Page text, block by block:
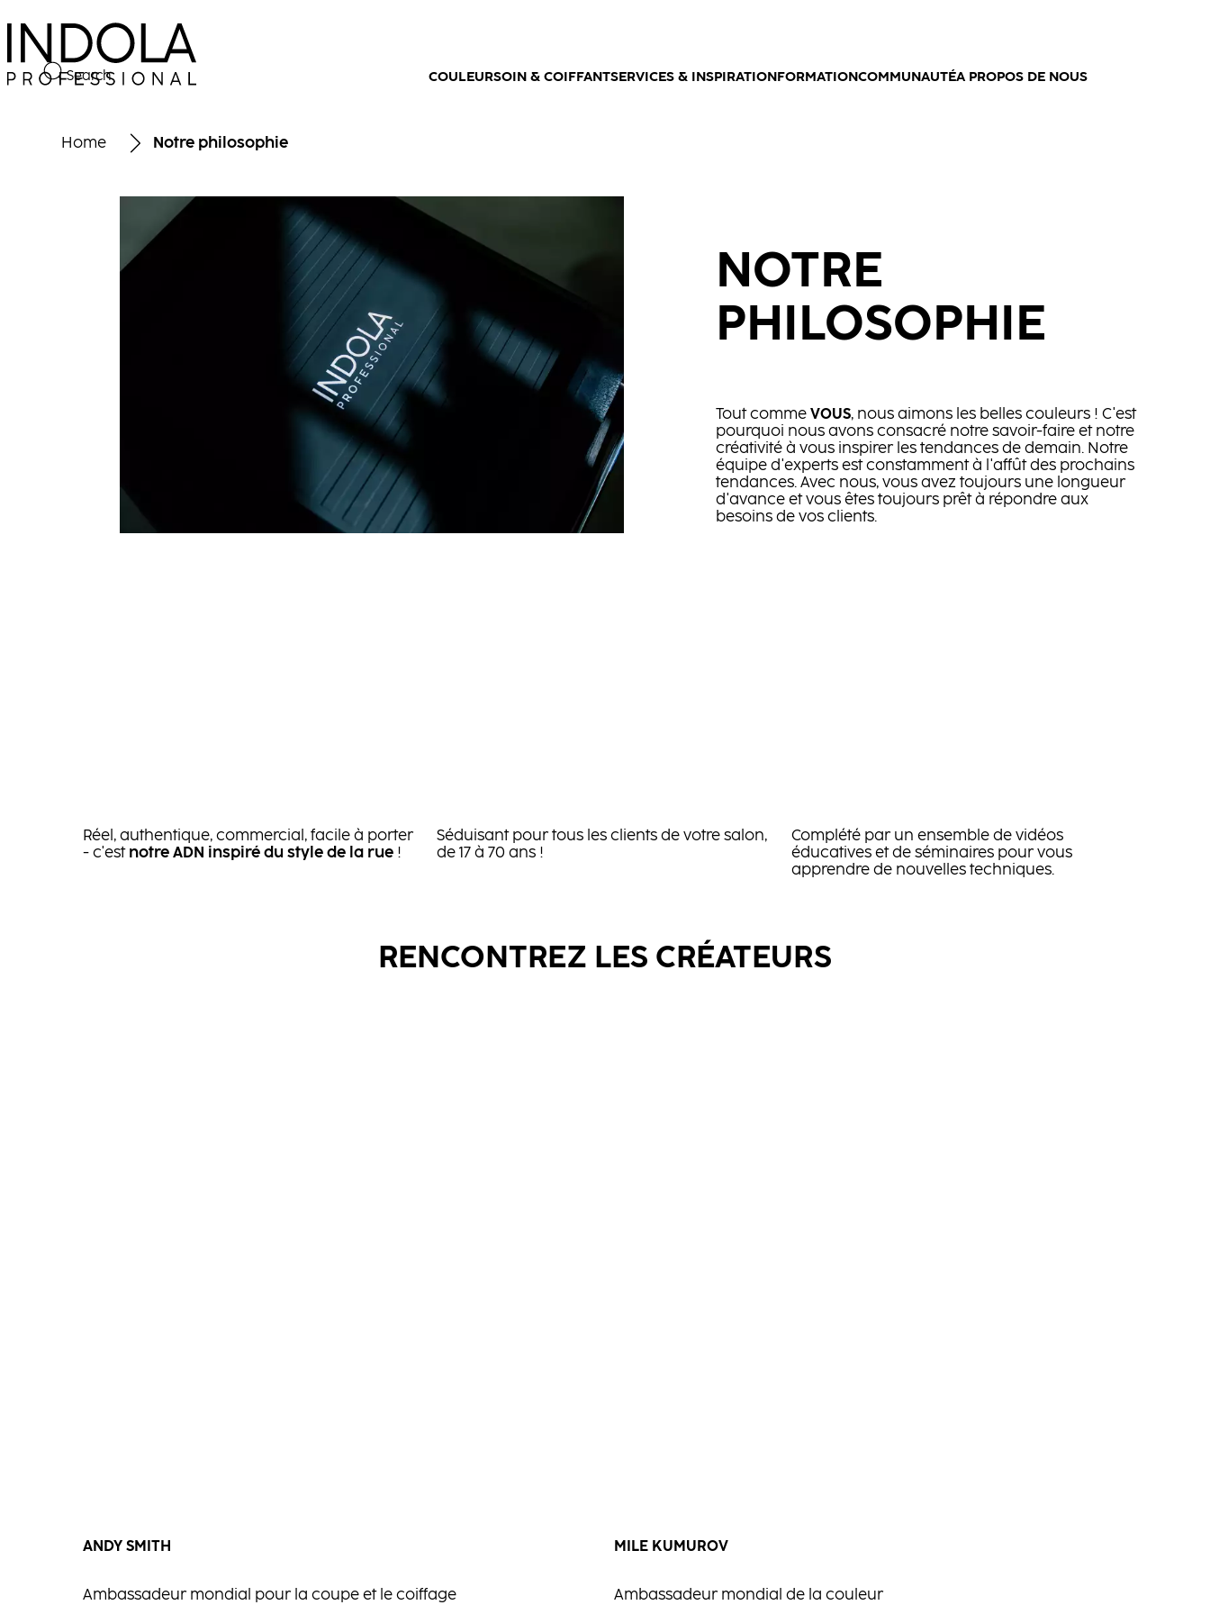
COULEURSOIN & COIFFANTSERVICES & INSPIRATIONFORMATIONCOMMUNAUTÉA PROPOS DE NOUS
Search
Home Notre philosophie
NOTRE
PHILOSOPHIE
Tout commeVOUS, nous aimons les belles couleurs ! C'est
pourquoi nous avons consacré notre savoir-faire et notre
créativité à vous inspirer les tendances de demain. Notre
équipe d'experts est constamment à l'affût des prochains
tendances. Avec nous, vous avez toujours une longueur
d'avance et vous êtes toujours prêt à répondre aux
besoins de vos clients.
Réel, authentique, commercial, facile à porter
- c'est notre ADN inspiré du style de la rue !
Séduisant pour tous les clients de votre salon,
de 17 à 70 ans !
Complété par un ensemble de vidéos
éducatives et de séminaires pour vous
apprendre de nouvelles techniques.
RENCONTREZ LES CRÉATEURS
ANDY SMITH
Ambassadeur mondial pour la coupe et le coiffage
MILE KUMUROV
Ambassadeur mondial de la couleur